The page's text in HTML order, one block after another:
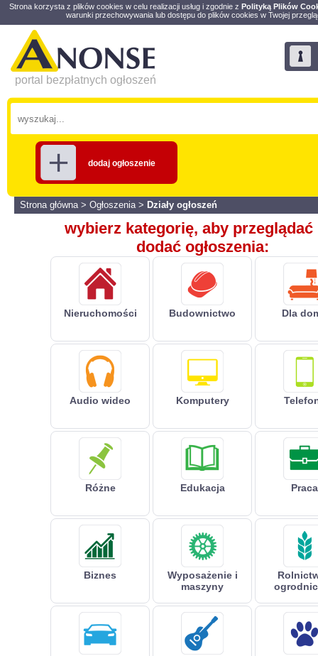
Strona korzysta z plików cookies w celu realizacji usług i zgodnie z Polityką Plików
warunki przechowywania lub dostępu do plików cookies w Twojej
portal bezpłatnych ogłoszeń
dodaj ogłoszenie
Strona główna> Ogłoszenia > Działy ogłoszeń
wybierz kategorię, aby przeglądać
dodać ogłoszenia:
Nieruchomości Budownictwo Dla
Audio wideo Komputery
Różne Edukacja Praca
Biznes
Wyposażenie i
maszyny